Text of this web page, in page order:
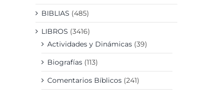
BIBLIAS (485)
LIBROS (3416)
Actividades y Dinámicas (39)
Biografías (113)
Comentarios Bíblicos (241)